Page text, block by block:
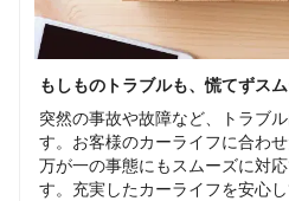
もしものトラブルも、慌てずス
突然の事故や故障など、トラブ
す。お客様のカーライフに合わ
万が一の事態にもスムーズに対
す。充実したカーライフを安心